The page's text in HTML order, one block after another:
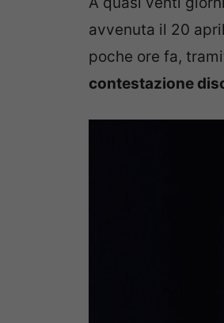
avvenuta il 20
poche ore fa,
contestazione